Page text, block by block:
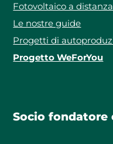
Fotovoltaico a distanza
Le nostre guide
Progetti di
Progetto WeForYou
Socio fondatore